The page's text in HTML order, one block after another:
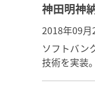
神田明神
2018年09月
ソフトバン
技術を実装